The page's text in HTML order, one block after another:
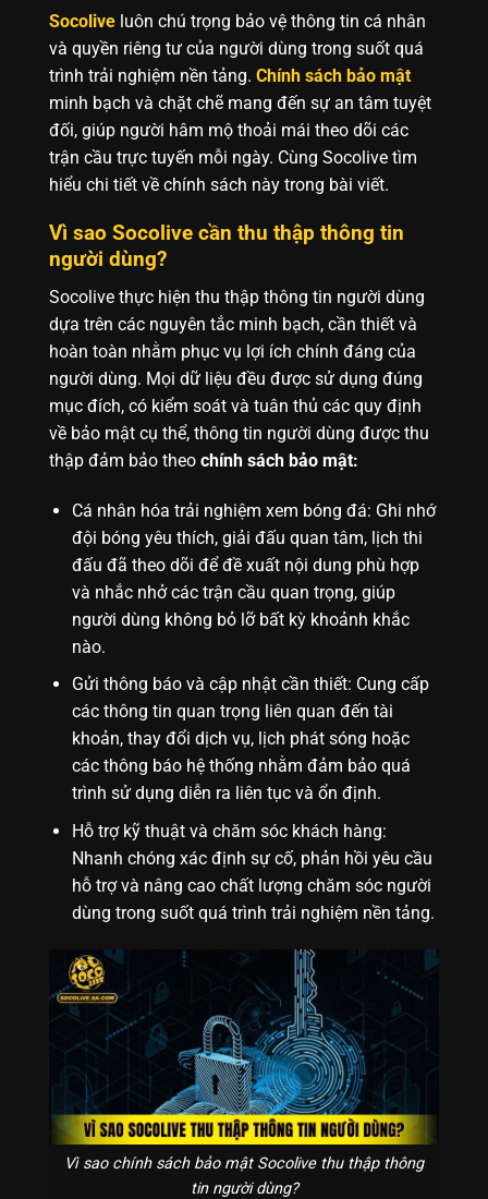
Socolive luôn chú trọng bảo vệ thông tin cá nhân
và quyền riêng tư của người dùng trong suốt quá
trình trải nghiệm nền tảng. Chính sách bảo mật
minh bạch và chặt chẽ mang đến sự an tâm tuyệt
đối, giúp người hâm mộ thoải mái theo dõi các
trận cầu trực tuyến mỗi ngày. Cùng Socolive tìm
hiểu chi tiết về chính sách này trong bài viết.
Vì sao Socolive cần thu thập thông tin
người dùng?
Socolive thực hiện thu thập thông tin người dùng
dựa trên các nguyên tắc minh bạch, cần thiết và
hoàn toàn nhằm phục vụ lợi ích chính đáng của
người dùng. Mọi dữ liệu đều được sử dụng đúng
mục đích, có kiểm soát và tuân thủ các quy định
về bảo mật cụ thể, thông tin người dùng được thu
thập đảm bảo theo chính sách bảo mật:
Cá nhân hóa trải nghiệm xem bóng đá: Ghi nhớ
đội bóng yêu thích, giải đấu quan tâm, lịch thi
đấu đã theo dõi để đề xuất nội dung phù hợp
và nhắc nhở các trận cầu quan trọng, giúp
người dùng không bỏ lỡ bất kỳ khoảnh khắc
nào.
Gửi thông báo và cập nhật cần thiết: Cung cấp
các thông tin quan trọng liên quan đến tài
khoản, thay đổi dịch vụ, lịch phát sóng hoặc
các thông báo hệ thống nhằm đảm bảo quá
trình sử dụng diễn ra liên tục và ổn định.
Hỗ trợ kỹ thuật và chăm sóc khách hàng:
Nhanh chóng xác định sự cố, phản hồi yêu cầu
hỗ trợ và nâng cao chất lượng chăm sóc người
dùng trong suốt quá trình trải nghiệm nền tảng.
Vì sao chính sách bảo mật Socolive thu thập thông
tin người dùng?